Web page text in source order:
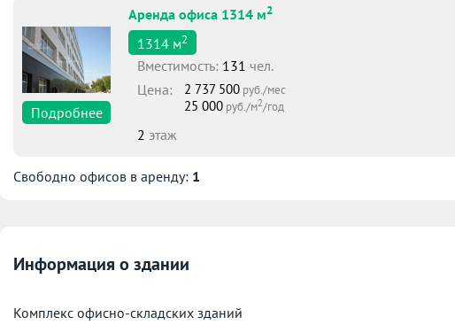
Подробнее
Аренда офиса 1314 м2
1314 м2
Вместимоcть: 131 чел.
Цена:
2 737 500 руб./мес
25 000 руб./м2/год
2 этаж
Свободно офисов в аренду: 1
Информация о здании
Комплекс офисно-складских зданий